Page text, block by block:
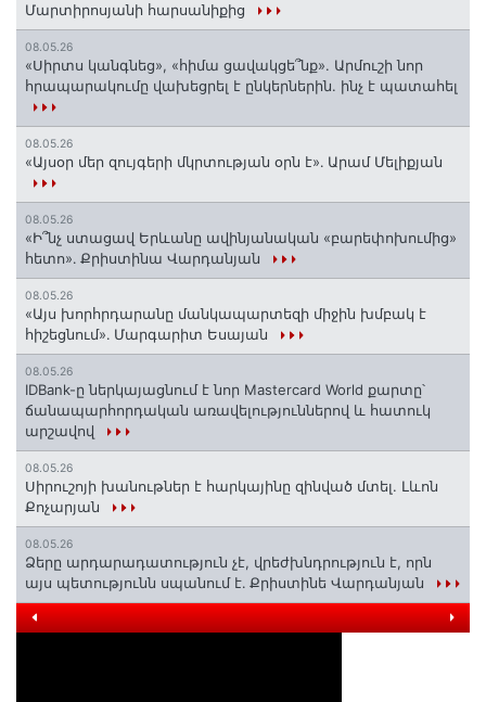
Մարտիրոսյանի հարսանիքից
08.05.26
«Սիրտս կանգնեց», «հիմա ցավակցե՞նք». Արմուշի նոր
հրապարակումը վախեցրել է ընկերներին. ինչ է պատահել
08.05.26
«Այսօր մեր զույգերի մկրտության օրն է»․ Արամ Մելիքյան
08.05.26
«Ի՞նչ ստացավ Երևանը ավինյանական «բարեփոխումից»
հետո»․ Քրիստինա Վարդանյան
08.05.26
«Այս խորհրդարանը մանկապարտեզի միջին խմբակ է
հիշեցնում»․ Մարգարիտ Եսայան
08.05.26
IDBank-ը ներկայացնում է նոր Mastercard World քարտը՝
ճանապարհորդական առավելություններով և հատուկ
արշավով
08.05.26
Սիրուշոյի խանութներ է հարկայինը զինված մտել. Լևոն
Քոչարյան
08.05.26
Ձերը արդարադատություն չէ, վրեժխնդրություն է, որն
այս պետությունն սպանում է․ Քրիստինե Վարդանյան